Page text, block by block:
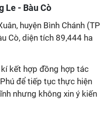
Le - Bàu Cò
huyện Bình Chánh (TP
Cò, diện tích 89,444 ha
kết hợp đồng hợp tác
để tiếp tục thực hiện
nhưng không xin ý kiến